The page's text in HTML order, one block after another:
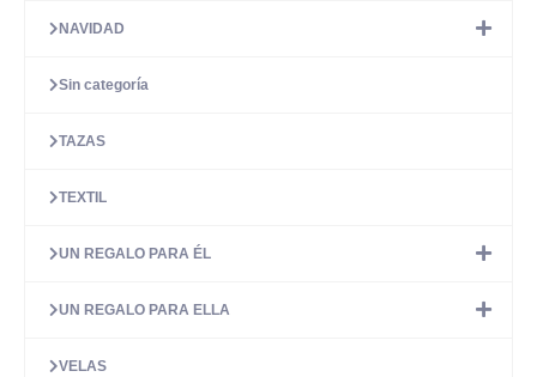
NAVIDAD
Sin categoría
TAZAS
TEXTIL
UN REGALO PARA ÉL
UN REGALO PARA ELLA
VELAS